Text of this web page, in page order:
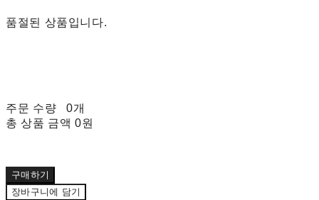
품절된 상품입니다.
주문 수량
0개
총 상품 금액 0원
구매하기
장바구니에 담기